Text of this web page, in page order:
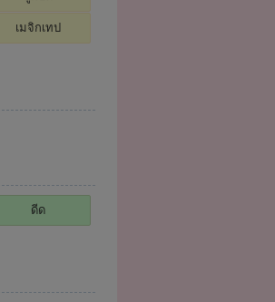
เมจิกเทป
ดีด